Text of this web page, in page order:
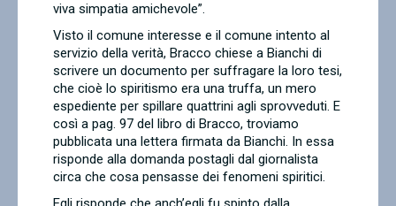
viva simpatia amichevole”.
Visto il comune interesse e il comune intento al
servizio della verità, Bracco chiese a Bianchi di
scrivere un documento per suffragare la loro tesi,
che cioè lo spiritismo era una truffa, un mero
espediente per spillare quattrini agli sprovveduti. E
così a pag. 97 del libro di Bracco, troviamo
pubblicata una lettera firmata da Bianchi. In essa
risponde alla domanda postagli dal giornalista
circa che cosa pensasse dei fenomeni spiritici.